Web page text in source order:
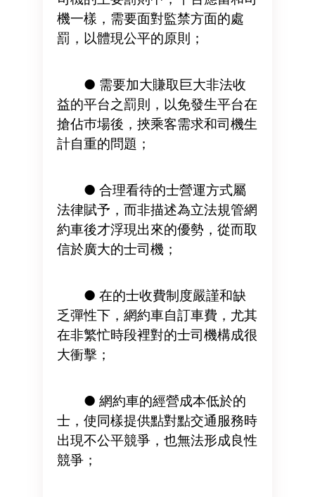
機一樣，需要面對監禁方面的處
罰，以體現公平的原則；
● 需要加大賺取巨大非法收
益的平台之罰則，以免發生平台在
搶佔巿場後，挾乘客需求和司機生
計自重的問題；
● 合理看待的士營運方式屬
法律賦予，而非描述為立法規管網
約車後才浮現出來的優勢，從而取
信於廣大的士司機；
● 在的士收費制度嚴謹和缺
乏彈性下，網約車自訂車費，尤其
在非繁忙時段裡對的士司機構成很
大衝擊；
● 網約車的經營成本低於的
士，使同樣提供點對點交通服務時
出現不公平競爭，也無法形成良性
競爭；